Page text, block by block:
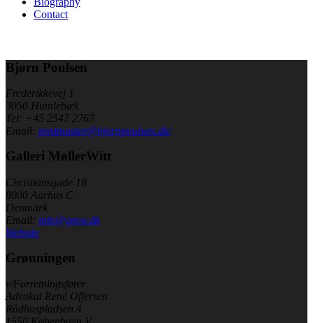
Contact
Bjørn Poulsen
Frederikkevej 1
3050 Humlebæk
Tel: +45 2547 2767
Email: postmaster@bjornpoulsen.dk/
Galleri MøllerWitt
Christiansgade 18
8000 Aarhus C
Denmark
Email: info@gmw.dk
Website
Grønningen
v/Forretningsfører
Advokat René Offersen
Rådhuspladsen 4